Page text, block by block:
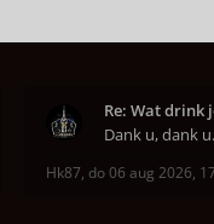
Re: Wat drink
Hk87, do 06 aug 2026,